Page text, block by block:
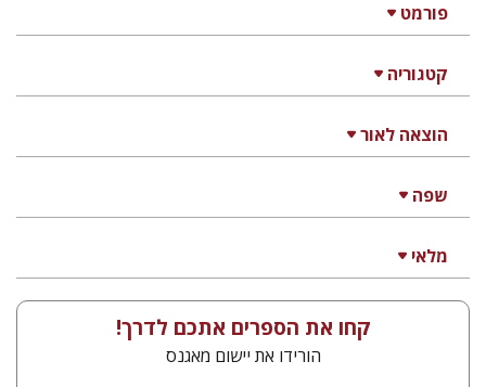
פורמט
קטגוריה
הוצאה לאור
שפה
מלאי
קחו את הספרים אתכם לדרך!
הורידו את יישום מאגנס